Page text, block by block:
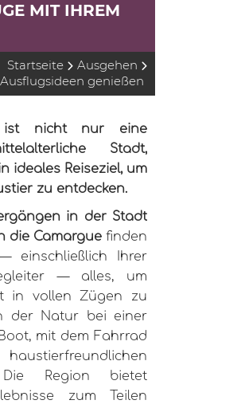
MIT IHREM
Startseite
Ausgehen
Ausflugsideen genießen
ist nicht nur eine
Stadt,
ideales Reiseziel, um
zu entdecken.
in der Stadt
die Camargue finden
einschließlich Ihrer
— alles, um
in vollen Zügen zu
der Natur bei einer
mit dem Fahrrad
Die Region bietet
zum Teilen